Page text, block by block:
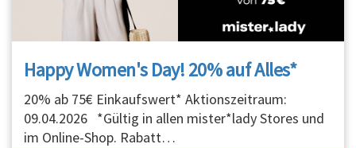
Happy Women's Day! 20% auf Alles*
20% ab 75€ Einkaufswert* Aktionszeitraum:
09.04.2026 *Gültig in allen mister*lady Stores und
im Online-Shop. Rabatt…